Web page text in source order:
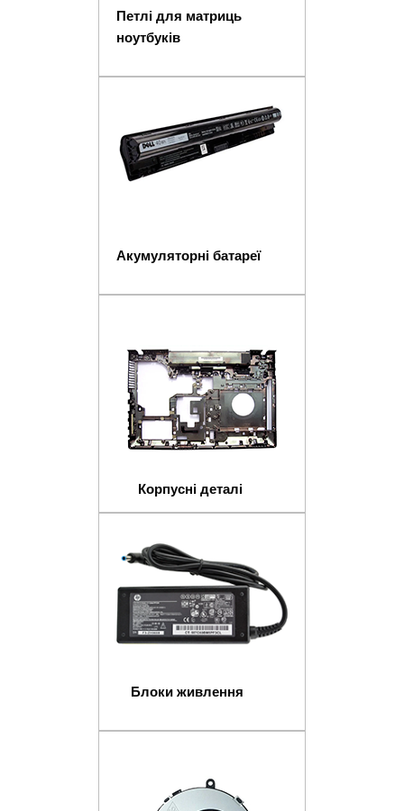
Петлі для матриць
ноутбуків
Акумуляторні батареї
Корпусні деталі
Блоки живлення